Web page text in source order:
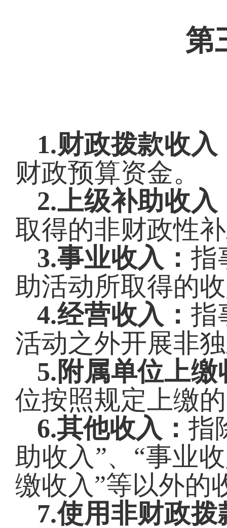
第
1.财政拨款收入
财政预算资金。
2.上级补助收入
取得的非财政性
3.事业收入：指
助活动所取得的
4.经营收入：指
活动之外开展非
5.附属单位上缴
位按照规定上缴
6.其他收入：指
助收入”、“事业
缴收入”等以外的
7.使用非财政